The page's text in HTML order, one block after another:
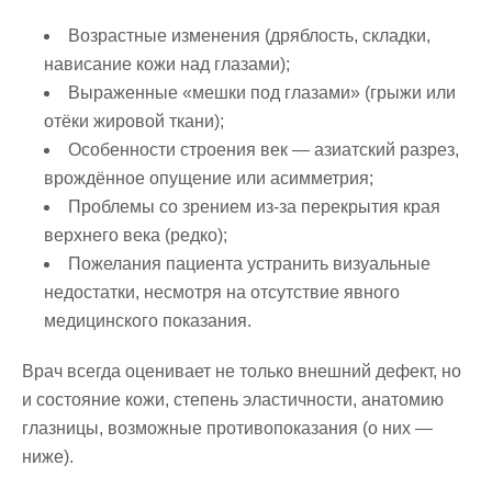
Возрастные изменения (дряблость, складки,
нависание кожи над глазами);
Выраженные «мешки под глазами» (грыжи или
отёки жировой ткани);
Особенности строения век — азиатский разрез,
врождённое опущение или асимметрия;
Проблемы со зрением из-за перекрытия края
верхнего века (редко);
Пожелания пациента устранить визуальные
недостатки, несмотря на отсутствие явного
медицинского показания.
Врач всегда оценивает не только внешний дефект, но
и состояние кожи, степень эластичности, анатомию
глазницы, возможные противопоказания (о них —
ниже).